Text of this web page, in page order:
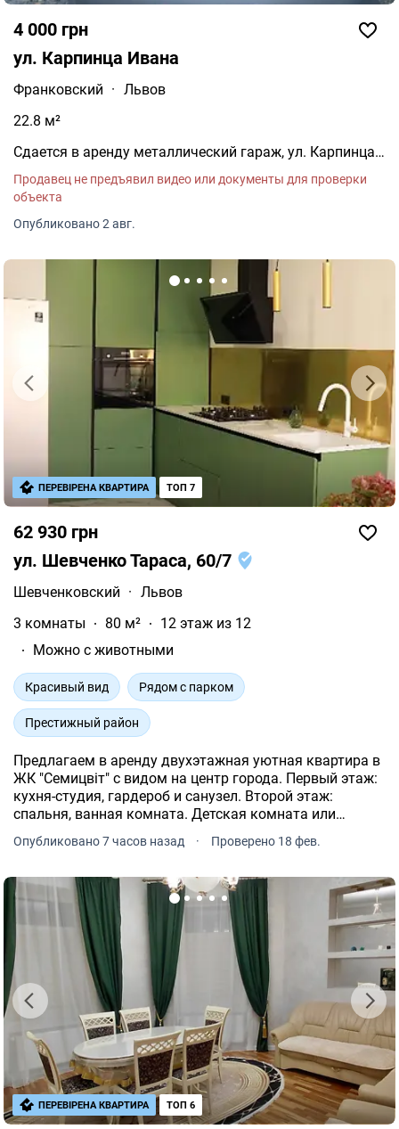
4 000 грн
ул. Карпинца Ивана
Франковский · Львов
22.8 м²
Сдается в аренду металлический гараж, ул. Карпинца,
Краткосрочная аренда. Детали по телефону. Владелец,
без посредников.
Продавец не предъявил видео или документы для проверки
объекта
Опубликовано 2 авг.
62 930 грн
ул. Шевченко Тараса, 60/7
Шевченковский · Львов
3 комнаты
80 м²
12 этаж из 12
Можно с животными
Красивый вид Рядом с парком
Престижный район
Предлагаем в аренду двухэтажная уютная квартира в
ЖК "Семицвіт" с видом на центр города. Первый этаж:
кухня-студия, гардероб и санузел. Второй этаж:
спальня, ванная комната. Детская комната или
кабинет, которую обставляем учитывая пожелания
клиента.
Опубликовано 7 часов назад · Проверено 18 фев.
ПЕРЕВІРЕНА КВАРТИРА ТОП 7
ПЕРЕВІРЕНА КВАРТИРА ТОП 6